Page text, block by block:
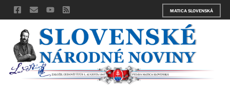
Skip
to
content
MATICA SLOVENSKÁ